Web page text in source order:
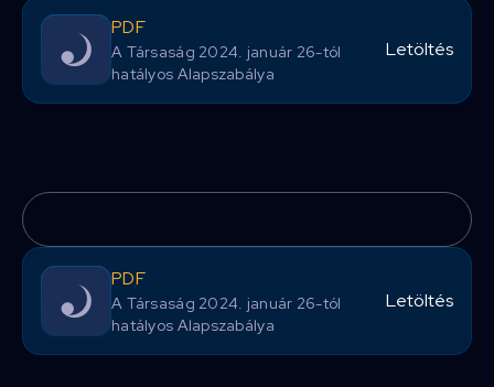
PDF
A Társaság 2024. január 26-tól
hatályos Alapszabálya
Letöltés
PDF
A Társaság 2024. január 26-tól
hatályos Alapszabálya
Letöltés